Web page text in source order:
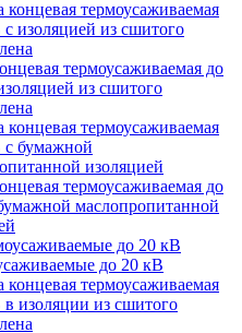
термоусаживаемая до
из сшитого
термоусаживаемая до
маслопропитанной
до 20 кВ